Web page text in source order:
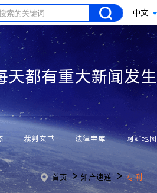
中文
天都有重大新闻发生
裁判文书 法律宝库 网站地图
首页 >知产速递 >专 利